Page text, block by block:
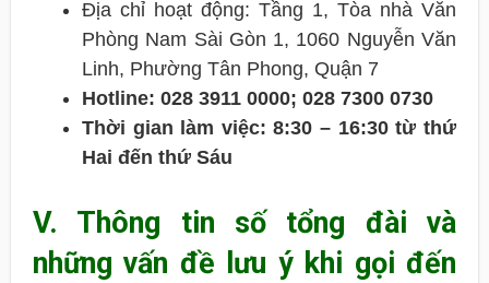
Địa chỉ hoạt động: Tầng 1, Tòa nhà Văn
Phòng Nam Sài Gòn 1, 1060 Nguyễn Văn
Linh, Phường Tân Phong, Quận 7
Hotline: 028 3911 0000; 028 7300 0730
Thời gian làm việc: 8:30 – 16:30 từ thứ
Hai đến thứ Sáu
V. Thông tin số tổng đài và
những vấn đề lưu ý khi gọi đến